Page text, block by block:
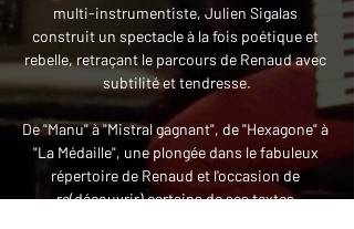
multi-instrumentiste, Julien Sigalas
construit un spectacle à la fois poétique et
rebelle, retraçant le parcours de Renaud avec
subtilité et tendresse.
De "Manu" à "Mistral gagnant", de "Hexagone" à
"La Médaille", une plongée dans le fabuleux
répertoire de Renaud et l'occasion de
re(découvrir) certains de ses textes